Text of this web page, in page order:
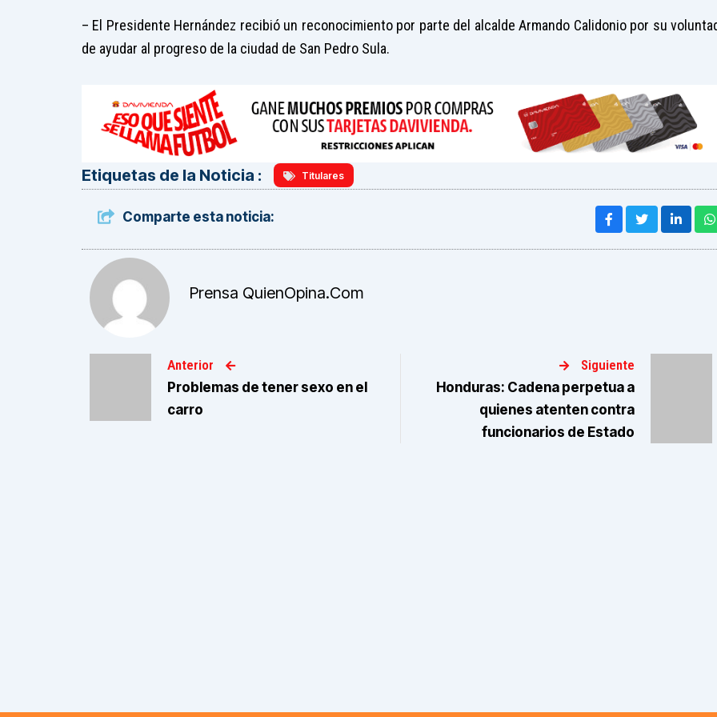
– El Presidente Hernández recibió un reconocimiento por parte del alcalde Armando Calidonio por su
de ayudar al progreso de la ciudad de San Pedro Sula.
Etiquetas de la Noticia : Titulares
Comparte esta noticia:
Prensa QuienOpina.com
Anterior
Problemas de tener sexo en el
carro
Siguiente
Honduras: Cadena perpetua a
quienes atenten contra
funcionarios de Estado